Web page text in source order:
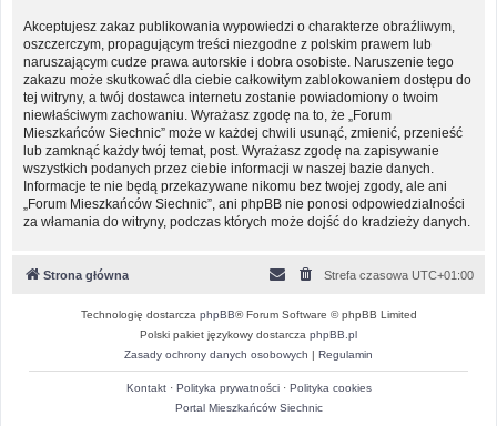
Akceptujesz zakaz publikowania wypowiedzi o charakterze obraźliwym,
oszczerczym, propagującym treści niezgodne z polskim prawem lub
naruszającym cudze prawa autorskie i dobra osobiste. Naruszenie tego
zakazu może skutkować dla ciebie całkowitym zablokowaniem dostępu do
tej witryny, a twój dostawca internetu zostanie powiadomiony o twoim
niewłaściwym zachowaniu. Wyrażasz zgodę na to, że „Forum
Mieszkańców Siechnic” może w każdej chwili usunąć, zmienić, przenieść
lub zamknąć każdy twój temat, post. Wyrażasz zgodę na zapisywanie
wszystkich podanych przez ciebie informacji w naszej bazie danych.
Informacje te nie będą przekazywane nikomu bez twojej zgody, ale ani
„Forum Mieszkańców Siechnic”, ani phpBB nie ponosi odpowiedzialności
za włamania do witryny, podczas których może dojść do kradzieży danych.
Strona główna Strefa czasowa UTC+01:00
Technologię dostarcza phpBB® Forum Software © phpBB Limited
Polski pakiet językowy dostarcza phpBB.pl
Zasady ochrony danych osobowych | Regulamin
Kontakt· Polityka prywatności· Polityka cookies
Portal Mieszkańców Siechnic